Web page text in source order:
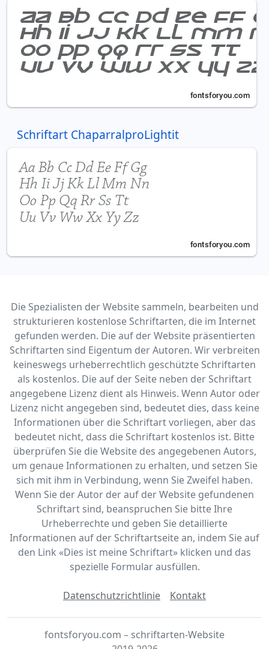
Schriftart ChaparralproLightit
Die Spezialisten der Website sammeln, bearbeiten und
strukturieren kostenlose Schriftarten, die im Internet
gefunden werden. Die auf der Website präsentierten
Schriftarten sind Eigentum der Autoren. Wir verbreiten
keineswegs urheberrechtlich geschützte Schriftarten
als kostenlos. Die auf der Seite neben der Schriftart
angegebene Lizenz dient als Hinweis. Wenn Autor oder
Lizenz nicht angegeben sind, bedeutet dies, dass keine
Informationen über die Schriftart vorliegen, aber das
bedeutet nicht, dass die Schriftart kostenlos ist. Bitte
überprüfen Sie die Website des angegebenen Autors,
um genaue Informationen zu erhalten, und setzen Sie
sich mit ihm in Verbindung, wenn Sie Zweifel haben.
Wenn Sie der Autor der auf der Website gefundenen
Schriftart sind, beanspruchen Sie bitte Ihre
Urheberrechte und geben Sie detaillierte
Informationen auf der Schriftartseite an, indem Sie auf
den Link «‎Dies ist meine Schriftart» klicken und das
spezielle Formular ausfüllen.
Datenschutzrichtlinie Kontakt
fontsforyou.com – schriftarten-Website